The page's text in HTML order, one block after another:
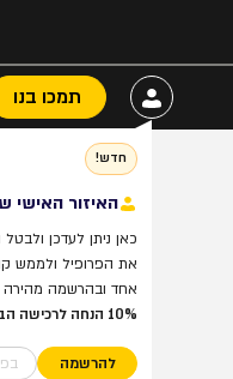
חדש!
האיזור האישי
כאן ניתן לעדכן
את הפרופיל ולממש
אחד ובהרשמה מהירה
10% הנחה לרכישה הבאה!
להרשמה
תמכו בנו